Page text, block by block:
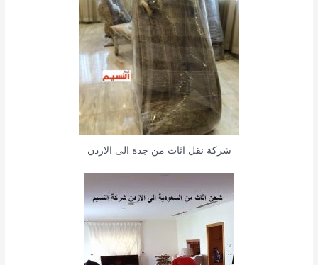
شركة نقل اثاث من جدة الى الاردن